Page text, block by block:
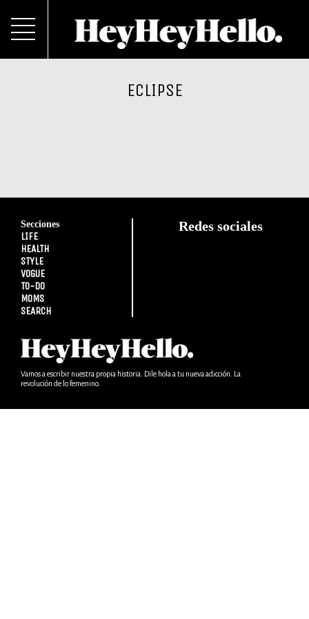
ECLIPSE
Secciones
LIFE
HEALTH
STYLE
VOGUE
TO-DO
MOMS
SEARCH
Redes sociales
Vamos a escribir nuestra propia historia. Dile hola a tu nueva adicción. La
revolución de lo femenino.